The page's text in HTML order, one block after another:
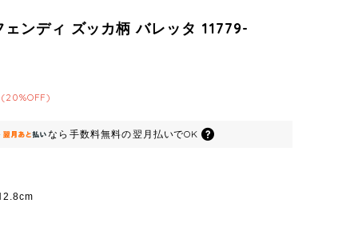
ェンディ ズッカ柄 バレッタ 11779-
(20%OFF)
なら 手数料無料の翌月払いでOK